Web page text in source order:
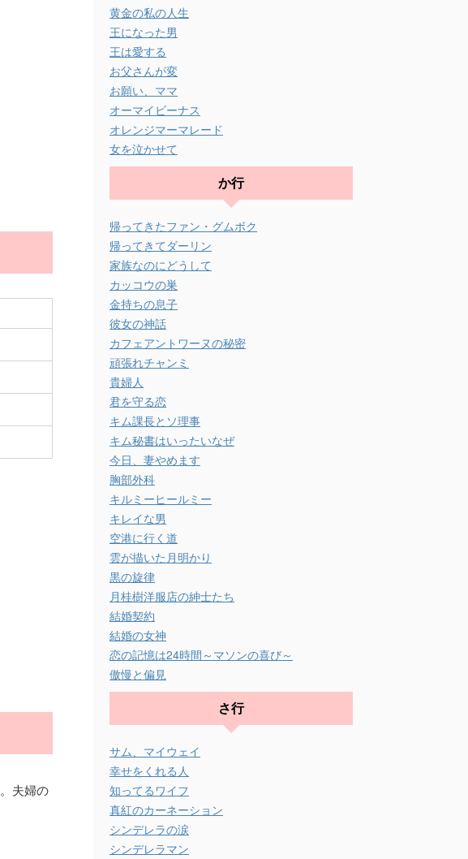
夫婦の
黄金の私の人生
王になった男
王は愛する
お父さんが変
お願い、ママ
オーマイビーナス
オレンジマーマレード
女を泣かせて
か行
帰ってきたファン・グムボク
帰ってきてダーリン
家族なのにどうして
カッコウの巣
金持ちの息子
彼女の神話
カフェアントワーヌの秘密
頑張れチャンミ
貴婦人
君を守る恋
キム課長とソ理事
キム秘書はいったいなぜ
今日、妻やめます
胸部外科
キルミーヒールミー
キレイな男
空港に行く道
雲が描いた月明かり
黒の旋律
月桂樹洋服店の紳士たち
結婚契約
結婚の女神
恋の記憶は24時間～マソンの喜び～
傲慢と偏見
さ行
サム、マイウェイ
幸せをくれる人
知ってるワイフ
真紅のカーネーション
シンデレラの涙
シンデレラマン